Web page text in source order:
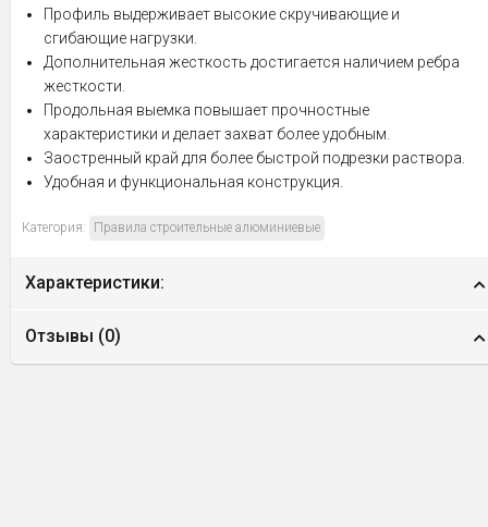
Профиль выдерживает высокие скручивающие и
сгибающие нагрузки.
Дополнительная жесткость достигается наличием ребра
жесткости.
Продольная выемка повышает прочностные
характеристики и делает захват более удобным.
Заостренный край для более быстрой подрезки раствора.
Удобная и функциональная конструкция.
Категория: Правила строительные алюминиевые
Характеристики:
Отзывы (0)